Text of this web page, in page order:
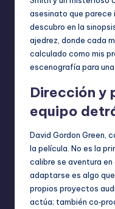
asesinato que parece
descubro en la
ajedrez, donde cada
calculado como mis
escenografía para
Dirección y
equipo
David Gordon Green,
la película. No es la
calibre se aventura
adaptarse es algo
propios proyectos
actúa; también